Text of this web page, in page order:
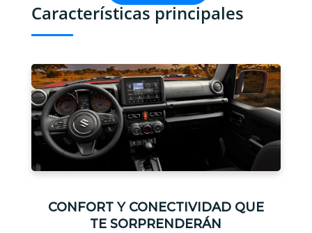
Características principales
CONFORT Y CONECTIVIDAD QUE
TE SORPRENDERÁN